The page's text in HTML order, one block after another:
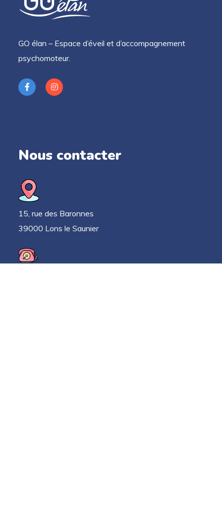
GO élan – Espace d’éveil et d’accompagnement
psychomoteur.
Nous contacter
15, rue des Baronnes
39000 Lons le Saunier